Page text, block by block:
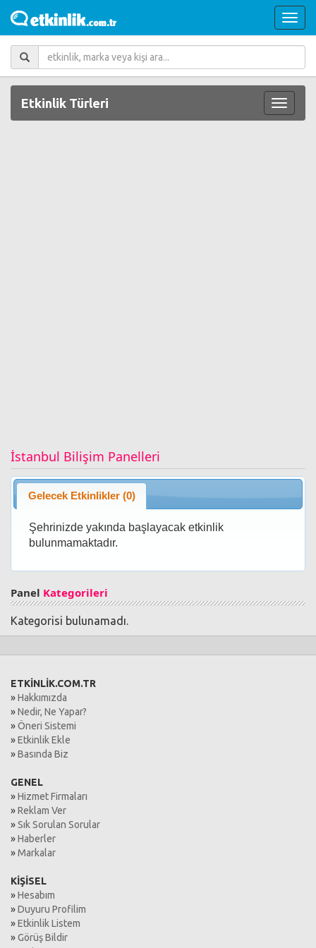
Etkinlik Türleri
İstanbul Bilişim Panelleri
Gelecek Etkinlikler (0)
Şehrinizde yakında başlayacak etkinlik
bulunmamaktadır.
Panel Kategorileri
Kategorisi bulunamadı.
ETKİNLİK.COM.TR
»Hakkımızda
»Nedir, Ne Yapar?
»Öneri Sistemi
»Etkinlik Ekle
»Basında Biz
GENEL
»Hizmet Firmaları
»Reklam Ver
»Sık Sorulan Sorular
»Haberler
»Markalar
KİŞİSEL
»Hesabım
»Duyuru Profilim
»Etkinlik Listem
»Görüş Bildir